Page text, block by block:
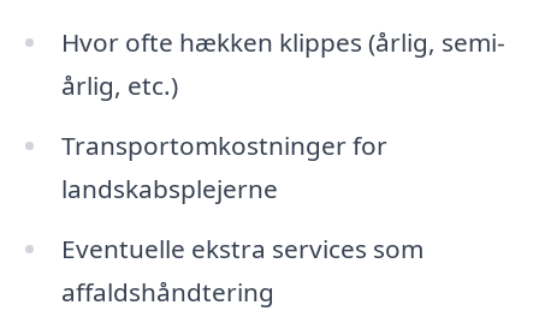
Hvor ofte hækken klippes (årlig, semi-
årlig, etc.)
Transportomkostninger for
landskabsplejerne
Eventuelle ekstra services som
affaldshåndtering